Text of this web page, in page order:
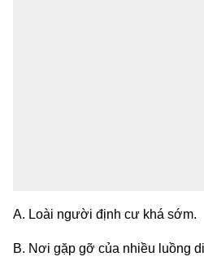
A. Loài người định cư khá sớm.
B. Nơi gặp gỡ của nhiều luồng